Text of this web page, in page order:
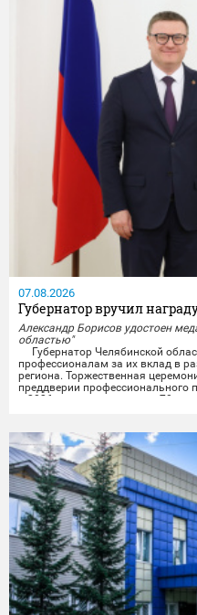
07.08.2026
Губернатор вручил
Александр Борисов удостоен
областью"
Губернатор Челябинской
профессионалам за их вклад в
региона. Торжественная
преддверии профессионального
в 2026 году отмечает свое 70-